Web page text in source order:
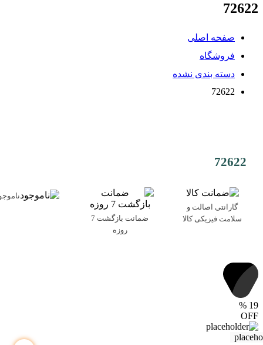
72622
صفحه اصلی
فروشگاه
دسته بندی نشده
72622
72622
گارانتی اصالت و
سلامت فیزیکی کالا
ضمانت بازگشت 7
روزه
19
%
OFF